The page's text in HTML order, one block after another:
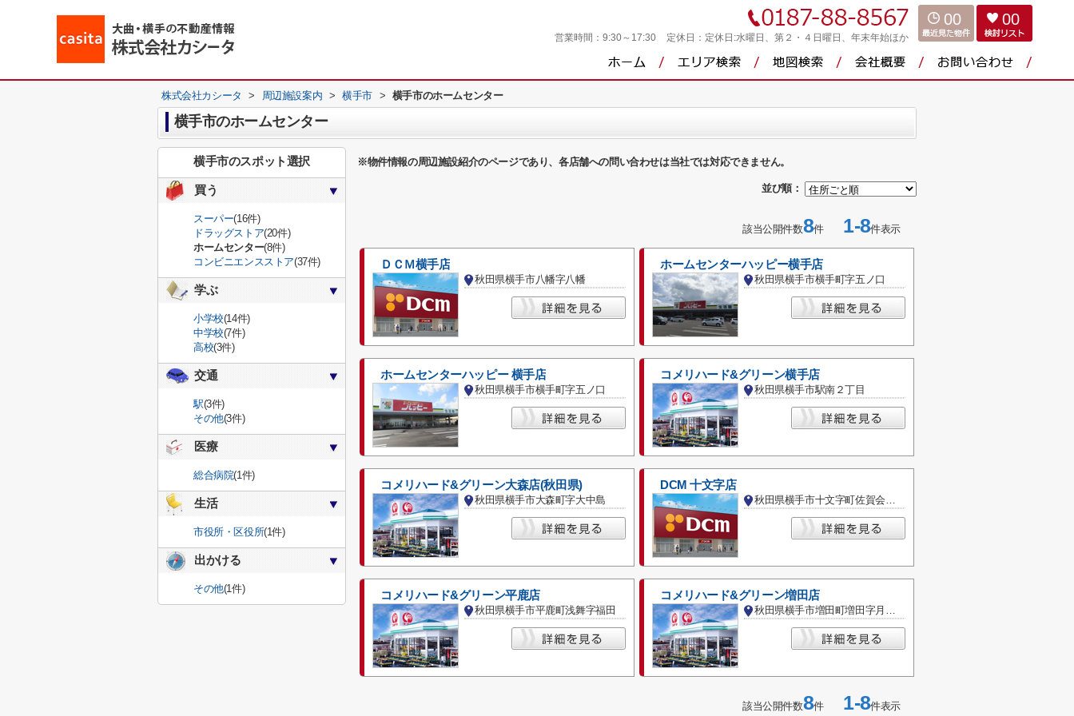
営業時間： 9:30～17:30 定休日： 定休日:水曜日、第２・４日曜日、年末年始ほか
00 00
株式会社カシータ > 周辺施設案内 > 横手市 > 横手市のホームセンター
横手市のホームセンター
※物件情報の周辺施設紹介のページであり、各店舗への問い合わせは当社では対応できません。
並び順：
該当公開件数8件1-8件表示
ＤＣＭ横手店
秋田県横手市八幡字八幡
ホームセンターハッピー横手店
秋田県横手市横手町字五ノ口
ホームセンターハッピー 横手店
秋田県横手市横手町字五ノ口
コメリハード&グリーン横手店
秋田県横手市駅南２丁目
コメリハード&グリーン大森店(秋田県)
秋田県横手市大森町字大中島
DCM 十文字店
秋田県横手市十文字町佐賀会字上沖田
コメリハード&グリーン平鹿店
秋田県横手市平鹿町浅舞字福田
コメリハード&グリーン増田店
秋田県横手市増田町増田字月山西
該当公開件数8件1-8件表示
横手市のスポット選択
買う
スーパー(16件)
ドラッグストア(20件)
ホームセンター(8件)
コンビニエンスストア(37件)
学ぶ
小学校(14件)
中学校(7件)
高校(3件)
交通
駅(3件)
その他(3件)
医療
総合病院(1件)
生活
市役所・区役所(1件)
出かける
その他(1件)